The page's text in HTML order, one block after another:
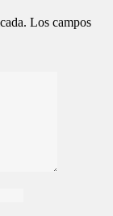
Los campos